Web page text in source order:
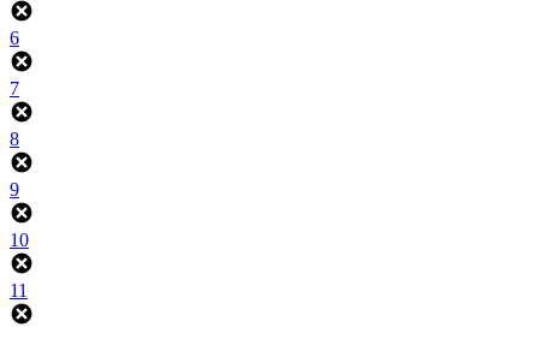
6
7
8
9
10
11